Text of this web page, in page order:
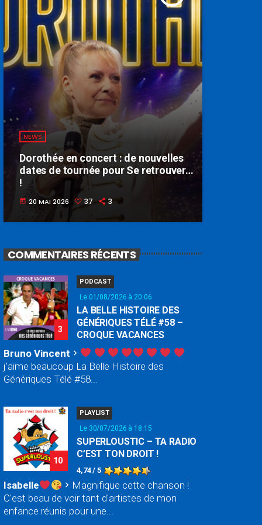
NEWS
Dorothée en concert : de nouvelles
dates de tournée pour Se retrouver…
!
today 20 MAI 2026 37 3
COMMENTAIRES RÉCENTS
3
PODCAST
Le 01/08/2026 à 20:06
LA BELLE HISTOIRE DES
GÉNÉRIQUES TÉLÉ #58 –
CROQUE VACANCES
Bruno Vincent chevron_right
j’aime beaucoup La Belle Histoire des
Génériques Télé #58...
10
PLAYLIST
Le 30/07/2026 à 18:15
SUPERLOUSTIC – TA RADIO
C’EST TON DROIT !
4,74 / 5
Isabelle chevron_right Magnifique cette chanson !
C'est beau de voir tant d'artistes de mon
enfance réunis pour une...